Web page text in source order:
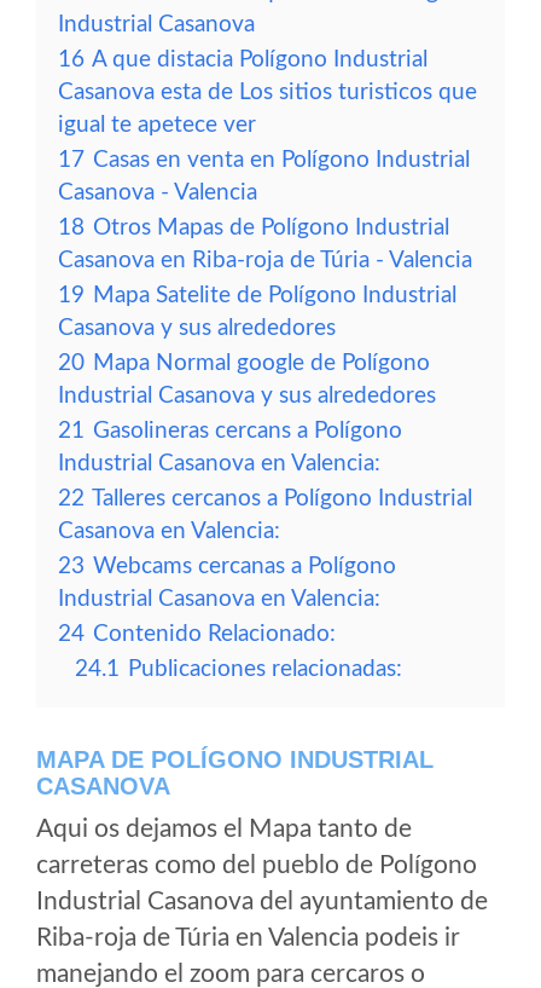
Industrial Casanova
16 A que distacia Polígono Industrial
Casanova esta de Los sitios turisticos que
igual te apetece ver
17 Casas en venta en Polígono Industrial
Casanova - Valencia
18 Otros Mapas de Polígono Industrial
Casanova en Riba-roja de Túria - Valencia
19 Mapa Satelite de Polígono Industrial
Casanova y sus alrededores
20 Mapa Normal google de Polígono
Industrial Casanova y sus alrededores
21 Gasolineras cercans a Polígono
Industrial Casanova en Valencia:
22 Talleres cercanos a Polígono Industrial
Casanova en Valencia:
23 Webcams cercanas a Polígono
Industrial Casanova en Valencia:
24 Contenido Relacionado:
24.1 Publicaciones relacionadas:
MAPA DE POLÍGONO INDUSTRIAL
CASANOVA
Aqui os dejamos el Mapa tanto de
carreteras como del pueblo de Polígono
Industrial Casanova del ayuntamiento de
Riba-roja de Túria en Valencia podeis ir
manejando el zoom para cercaros o